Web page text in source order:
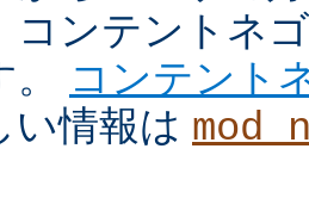
コンテントネ
コンテント
い情報は